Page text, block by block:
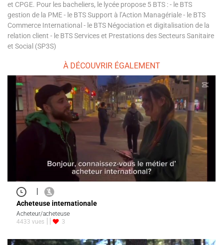
et CPGE. Pour les bacheliers, le lycée propose 5 BTS : - le BTS
gestion de la PME - le BTS Support à l’Action Managériale - le BTS
Commerce International - le BTS Négociation et digitalisation de la
relation client - le BTS Services et Prestations des Secteurs Sanitaire
et Social (SP3S)
À DÉCOUVRIR ÉGALEMENT
|
Acheteuse internationale
Acheteur/acheteuse
4433 vues
3